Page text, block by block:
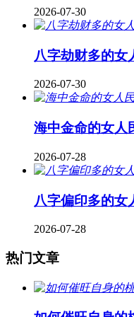
2026-07-30
八字劫财多的女
2026-07-30
海中金命的女人
2026-07-28
八字偏印多的女
2026-07-28
热门文章